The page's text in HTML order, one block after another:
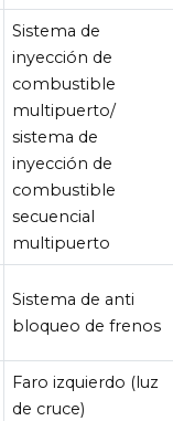
Sistema de
inyección de
combustible
multipuerto/
sistema de
inyección de
combustible
secuencial
multipuerto
Sistema de anti
bloqueo de frenos
Faro izquierdo (luz
de cruce)